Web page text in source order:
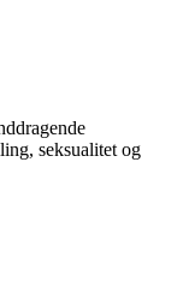
seksualitet og